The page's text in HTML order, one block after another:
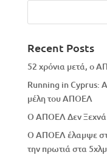
Recent Posts
52 χρόνια μετά, ο
Running in Cyprus:
μέλη του ΑΠΟΕΛ
Ο ΑΠΟΕΛ Δεν Ξεχνά
Ο ΑΠΟΕΛ έλαμψε
την πρωτιά στα 5χλμ.